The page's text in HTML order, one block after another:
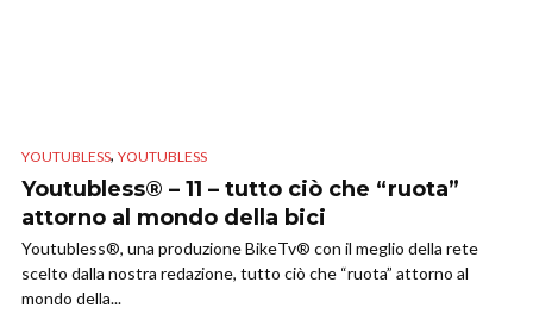
YOUTUBLESS, YOUTUBLESS
Youtubless® – 11 – tutto ciò che “ruota”
attorno al mondo della bici
Youtubless®, una produzione BikeTv® con il meglio della rete
scelto dalla nostra redazione, tutto ciò che “ruota” attorno al
mondo della...